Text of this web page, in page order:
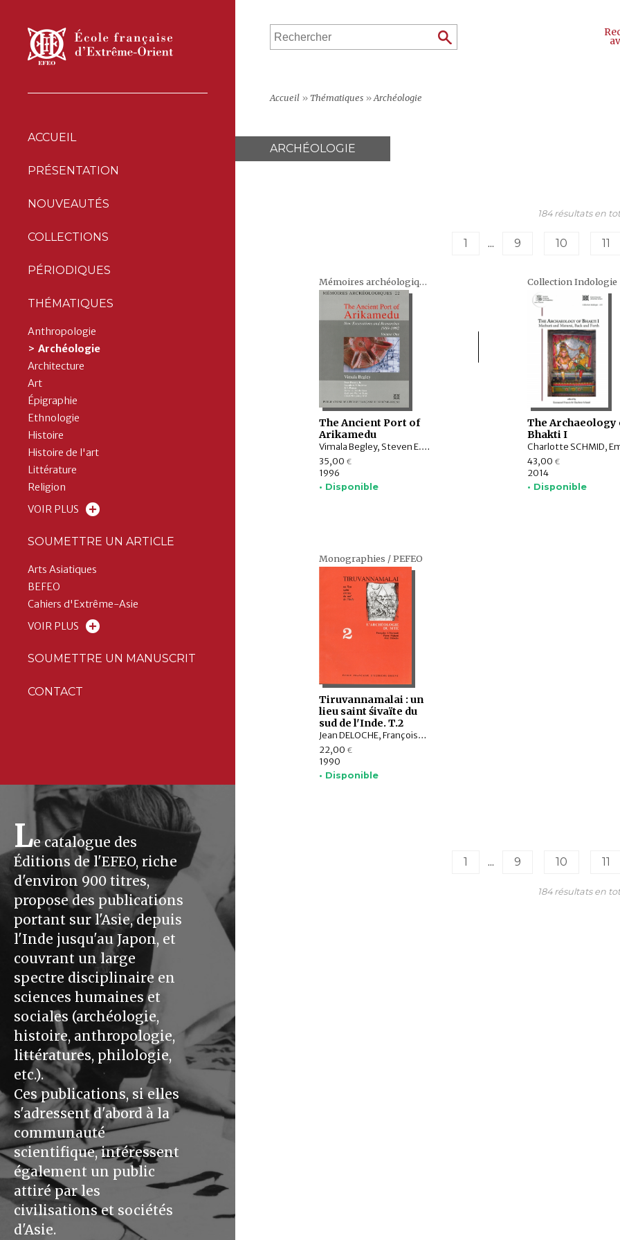
ACCUEIL
PRÉSENTATION
NOUVEAUTÉS
COLLECTIONS
PÉRIODIQUES
THÉMATIQUES
Anthropologie
Archéologie
Architecture
Art
Épigraphie
Ethnologie
Histoire
Histoire de l'art
Littérature
Religion
VOIR PLUS
SOUMETTRE UN ARTICLE
Arts Asiatiques
BEFEO
Cahiers d'Extrême-Asie
VOIR PLUS
SOUMETTRE UN MANUSCRIT
CONTACT
Le catalogue des
Éditions de l'EFEO, riche
d'environ 900 titres,
propose des publications
portant sur l'Asie, depuis
l'Inde jusqu'au Japon, et
couvrant un large
spectre disciplinaire en
sciences humaines et
sociales (archéologie,
histoire, anthropologie,
littératures, philologie,
etc.).
Ces publications, si elles
s'adressent d'abord à la
communauté
scientifique, intéressent
également un public
attiré par les
civilisations et sociétés
d'Asie.
Accueil »Thématiques »Archéologie
ARCHÉOLOGIE
184 résultats en
1 ... 9 10 11
Mémoires archéologiques
The Ancient Port of
Arikamedu
Vimala Begley, Steven E. SIDEBOTHAM, Elizabeth LYDING WILL, Peter FRANCIS, Jr., K.V. RAMAN, Iravatham MAHADEVAN, Kathleen WARNER SLANE
35,00 €
1996
• Disponible
Collection Indologie
The Archaeology
Bhakti I
43,00 €
2014
• Disponible
Monographies / PEFEO
Tiruvannamalai : un
lieu saint śivaïte du
sud de l'Inde. T.2
Jean DELOCHE, Françoise L'HERNAULT, Pierre PICHARD
22,00 €
1990
• Disponible
1 ... 9 10 11
184 résultats en